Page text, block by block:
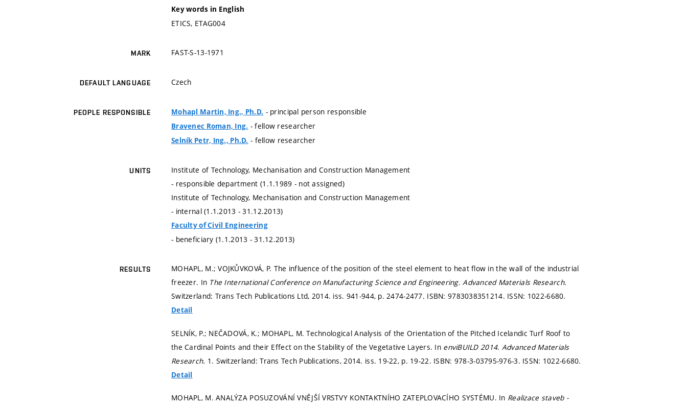
Key words in English
ETICS, ETAG004
MARK FAST-S-13-1971
DEFAULT LANGUAGE Czech
PEOPLE RESPONSIBLE Mohapl Martin, Ing., Ph.D. - principal person responsible
Bravenec Roman, Ing. - fellow researcher
Selník Petr, Ing., Ph.D. - fellow researcher
UNITS
Institute of Technology, Mechanisation and Construction Management
- responsible department (1.1.1989 - not assigned)
Institute of Technology, Mechanisation and Construction Management
- internal (1.1.2013 - 31.12.2013)
Faculty of Civil Engineering
- beneficiary (1.1.2013 - 31.12.2013)
RESULTS
MOHAPL, M.; VOJKŮVKOVÁ, P. The influence of the position of the steel element to heat flow in the wall of the industrial
freezer. In The International Conference on Manufacturing Science and Engineering.Advanced Materials Research.
Switzerland: Trans Tech Publications Ltd, 2014. iss. 941-944, p. 2474-2477. ISBN: 9783038351214. ISSN: 1022-6680.
Detail
SELNÍK, P.; NEČADOVÁ, K.; MOHAPL, M. Technological Analysis of the Orientation of the Pitched Icelandic Turf Roof to
the Cardinal Points and their Effect on the Stability of the Vegetative Layers. In enviBUILD 2014. Advanced Materials
Research. 1. Switzerland: Trans Tech Publications, 2014. iss. 19-22, p. 19-22. ISBN: 978-3-03795-976-3. ISSN: 1022-6680.
Detail
MOHAPL, M. ANALÝZA POSUZOVÁNÍ VNĚJŠÍ VRSTVY KONTAKTNÍHO ZATEPLOVACÍHO SYSTÉMU. In Realizace staveb -